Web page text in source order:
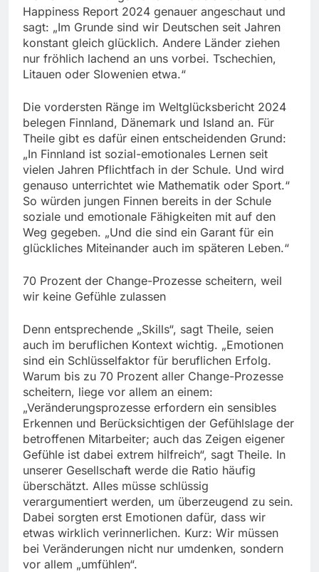
Happiness Report 2024 genauer angeschaut und
sagt: „Im Grunde sind wir Deutschen seit Jahren
konstant gleich glücklich. Andere Länder ziehen
nur fröhlich lachend an uns vorbei. Tschechien,
Litauen oder Slowenien etwa.“
Die vordersten Ränge im Weltglücksbericht 2024
belegen Finnland, Dänemark und Island an. Für
Theile gibt es dafür einen entscheidenden Grund:
„In Finnland ist sozial-emotionales Lernen seit
vielen Jahren Pflichtfach in der Schule. Und wird
genauso unterrichtet wie Mathematik oder Sport.“
So würden jungen Finnen bereits in der Schule
soziale und emotionale Fähigkeiten mit auf den
Weg gegeben. „Und die sind ein Garant für ein
glückliches Miteinander auch im späteren Leben.“
70 Prozent der Change-Prozesse scheitern, weil
wir keine Gefühle zulassen
Denn entsprechende „Skills“, sagt Theile, seien
auch im beruflichen Kontext wichtig. „Emotionen
sind ein Schlüsselfaktor für beruflichen Erfolg.
Warum bis zu 70 Prozent aller Change-Prozesse
scheitern, liege vor allem an einem:
„Veränderungsprozesse erfordern ein sensibles
Erkennen und Berücksichtigen der Gefühlslage der
betroffenen Mitarbeiter; auch das Zeigen eigener
Gefühle ist dabei extrem hilfreich“, sagt Theile. In
unserer Gesellschaft werde die Ratio häufig
überschätzt. Alles müsse schlüssig
verargumentiert werden, um überzeugend zu sein.
Dabei sorgten erst Emotionen dafür, dass wir
etwas wirklich verinnerlichen. Kurz: Wir müssen
bei Veränderungen nicht nur umdenken, sondern
vor allem „umfühlen“.